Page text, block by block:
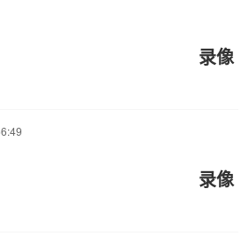
录像
录像